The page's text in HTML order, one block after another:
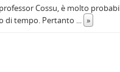
Cossu, è molto
di tempo. Pertanto ... »